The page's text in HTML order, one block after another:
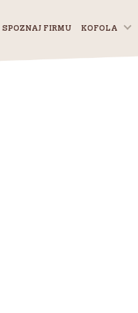
SPOZNAJ FIRMU KOFOLA